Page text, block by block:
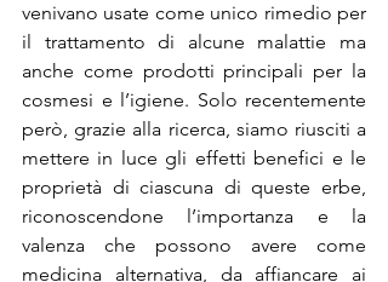
venivano usate come unico rimedio per
il trattamento di alcune malattie ma
anche come prodotti principali per la
cosmesi e l’igiene. Solo recentemente
però, grazie alla ricerca, siamo riusciti a
mettere in luce gli effetti benefici e le
proprietà di ciascuna di queste erbe,
riconoscendone l’importanza e la
valenza che possono avere come
medicina alternativa, da affiancare ai